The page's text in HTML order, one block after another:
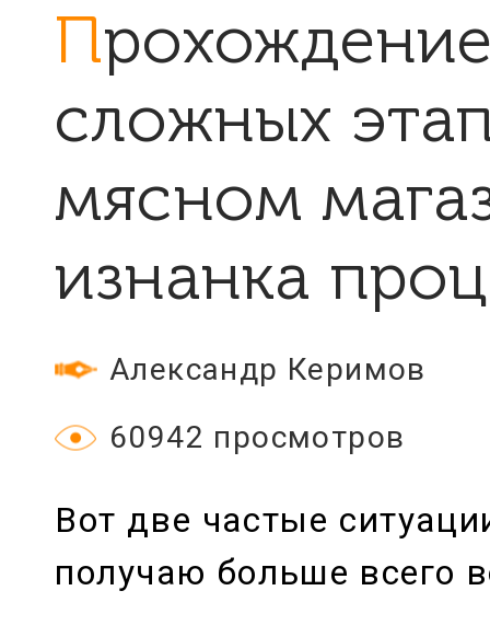
Прохождение
сложных
мясном
изнанка
Александр Керимов
60942 просмотров
Вот две частые
получаю больше всего